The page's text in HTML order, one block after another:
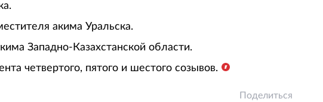
акима Уральска.
Западно-Казахстанской области.
четвертого, пятого и шестого созывов.
Поделиться